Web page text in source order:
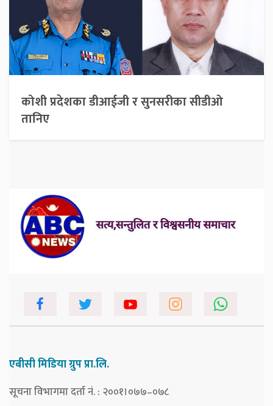
कोशी प्रदेशका डीआईजी र सुनसरीका सीडीओ
तानिए
एबीसी मिडिया ग्रुप प्रा.लि.
सूचना विभागमा दर्ता नं. : २००१।०७७–०७८